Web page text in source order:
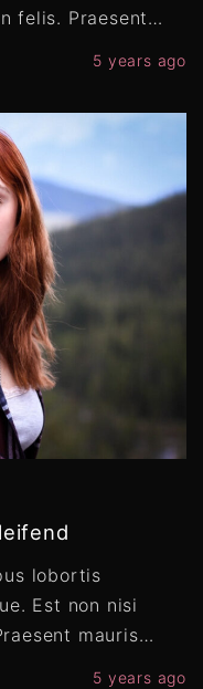
felis. Praesent…
5 years ago
lobortis
Est non nisi
mauris…
5 years ago